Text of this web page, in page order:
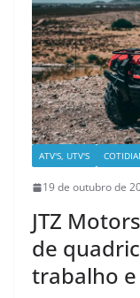
ATV'S, UTV'S
19 de outubro de
JTZ
de
trabalho